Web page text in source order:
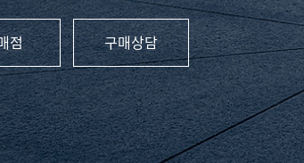
점 구매상담